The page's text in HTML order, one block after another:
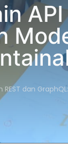
REST dan